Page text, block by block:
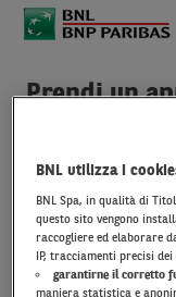
Prendi un
BNL?Seleziona il
procedi dopo il
riconoscimento.
BNL utilizza i
BNL Spa, in qualità di
questo sito vengono
raccogliere ed elaborare
IP, tracciamenti precisi
garantirne il corretto
maniera statistica e